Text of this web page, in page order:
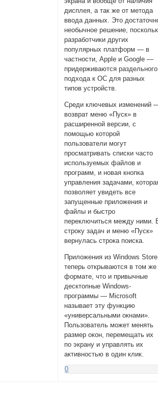
дисплея, а так же от метода
ввода данных. Это
необычное решение,
разработчики других
популярных платформ — в
частности, Apple и Google —
придерживаются раздельного
подхода к ОС для разных
типов устройств.
Среди ключевых изменений
возврат меню «Пуск» в
расширенной версии, с
помощью которой
пользователи могут
просматривать списки часто
используемых файлов и
программ, и новая кнопка
управления задачами,
позволяет увидеть все
запущенные приложения и
файлы и быстро
переключиться между ними.
строку задач и меню «Пуск»
вернулась строка поиска.
Приложения из Windows Store
теперь открываются в том же
формате, что и привычные
десктопные Windows-
программы — Microsoft
называет эту функцию
«универсальными окнами».
Пользователь может менять
размер окон, перемещать их
по экрану и управлять их
активностью в один клик.
0